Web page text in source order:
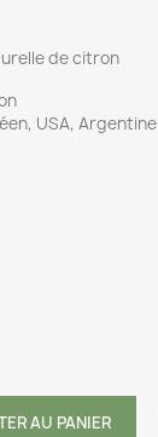
de citron
USA, Argentine
AU PANIER